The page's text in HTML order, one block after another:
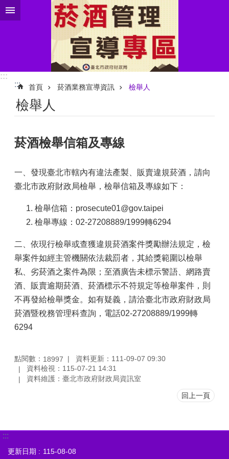
跳到主要內容區塊
:::
:::
首頁 菸酒業務宣導資訊 檢舉人
檢舉人
菸酒檢舉信箱及專線
一、發現臺北市轄內有違法產製、販賣違規菸酒，請向
臺北市政府財政局檢舉，檢舉信箱及專線如下：
檢舉信箱：prosecute01@gov.taipei
檢舉專線：02-27208889/1999轉6294
二、依現行檢舉或查獲違規菸酒案件獎勵辦法規定，檢
舉案件如經主管機關依法裁罰者，其給獎範圍以檢舉
私、劣菸酒之案件為限；至酒廣告未標示警語、網路賣
酒、販賣逾期菸酒、菸酒標示不符規定等檢舉案件，則
不再發給檢舉獎金。如有疑義，請洽臺北市政府財政局
菸酒暨稅務管理科查詢，電話02-27208889/1999轉
6294
點閱數： 18997
資料更新：111-09-07 09:30
資料檢視：115-07-21 14:31
資料維護：臺北市政府財政局資訊室
回上一頁
:::
更新日期 115-08-08